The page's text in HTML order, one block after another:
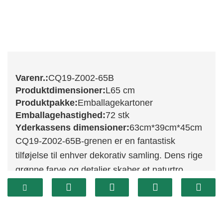
Varenr.:CQ19-Z002-65B
Produktdimensioner:L65 cm
Produktpakke:Emballagekartoner
Emballagehastighed:72 stk
Yderkassens dimensioner:63cm*39cm*45cm
CQ19-Z002-65B-grenen er en fantastisk
tilføjelse til enhver dekorativ samling. Dens rige
grønne farve og detaljer skaber et naturtro
udseende, hvilket gør den til et blikfang i ethvert
miljø. Denne gren er ideel til dem, der ønsker at